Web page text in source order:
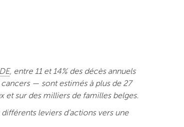
, entre 11 et 14% des décès annuels
— sont estimés à plus de 27
et sur des milliers de familles belges.
leviers d’actions vers une